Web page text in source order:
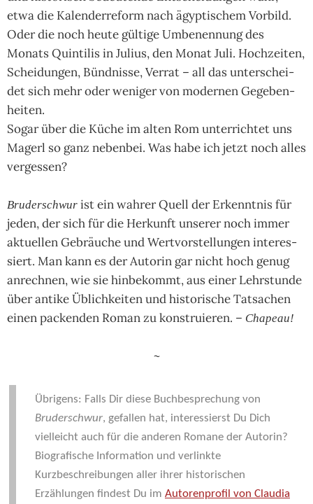
etwa die Kalen­der­reform nach ägyp­ti­schem Vor­bild.
Oder die noch heute gül­tige Umbe­nen­nung des
Monats Quin­tilis in Julius, den Monat Juli. Hoch­zei­ten,
Schei­dun­gen, Bünd­nisse, Ver­rat – all das unter­schei­
det sich mehr oder weni­ger von moder­nen Gege­ben­
hei­ten.
Sogar über die Küche im alten Rom unter­rich­tet uns
Magerl so ganz neben­bei. Was habe ich jetzt noch alles
ver­ges­sen?
Bruderschwur ist ein wah­rer Quell der Erkennt­nis für
jeden, der sich für die Her­kunft unse­rer noch immer
aktu­el­len Gebräu­che und Wert­vor­stel­lun­gen inte­res­
siert. Man kann es der Auto­rin gar nicht hoch genug
anrech­nen, wie sie hin­be­kommt, aus einer Lehr­stunde
über antike Üblich­kei­ten und histo­ri­sche Tat­sa­chen
einen packen­den Roman zu kon­struie­ren. – Cha­peau!
~
Übrigens: Falls Dir diese Buchbesprechung von
Bruderschwur, gefallen hat, interessierst Du Dich
vielleicht auch für die anderen Romane der Autorin?
Biografische Information und verlinkte
Kurzbeschreibungen aller ihrer historischen
Erzählungen findest Du im Autorenprofil von Claudia